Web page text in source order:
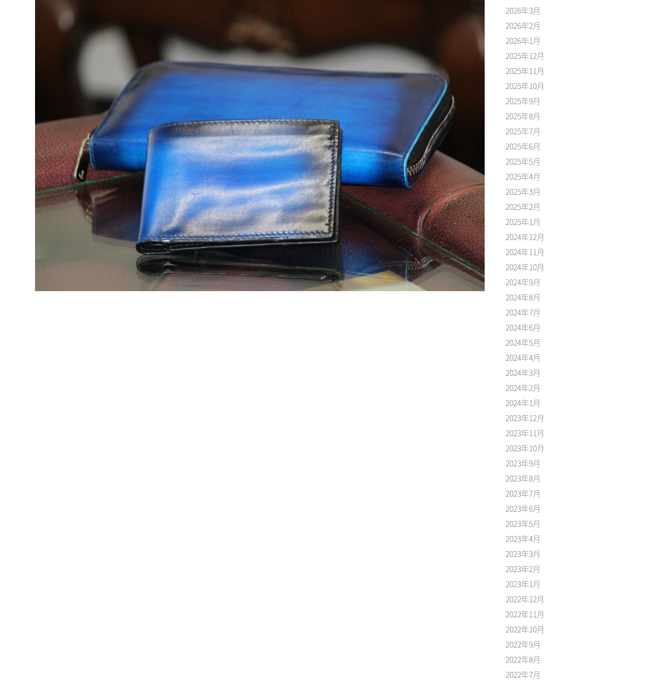
2026年3月
2026年2月
2026年1月
2025年12月
2025年11月
2025年10月
2025年9月
2025年8月
2025年7月
2025年6月
2025年5月
2025年4月
2025年3月
2025年2月
2025年1月
2024年12月
2024年11月
2024年10月
2024年9月
2024年8月
2024年7月
2024年6月
2024年5月
2024年4月
2024年3月
2024年2月
2024年1月
2023年12月
2023年11月
2023年10月
2023年9月
2023年8月
2023年7月
2023年6月
2023年5月
2023年4月
2023年3月
2023年2月
2023年1月
2022年12月
2022年11月
2022年10月
2022年9月
2022年8月
2022年7月